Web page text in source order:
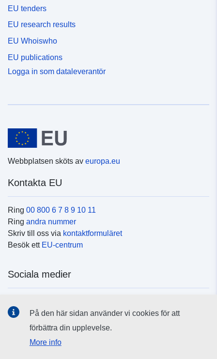
EU tenders
EU research results
EU Whoiswho
EU publications
Logga in som dataleverantör
Webbplatsen sköts av europa.eu
Kontakta EU
Ring 00 800 6 7 8 9 10 11
Ring andra nummer
Skriv till oss via kontaktformuläret
Besök ett EU-centrum
Sociala medier
EU:s institutioner och organ
På den här sidan använder vi cookies för att
förbättra din upplevelse.
More info